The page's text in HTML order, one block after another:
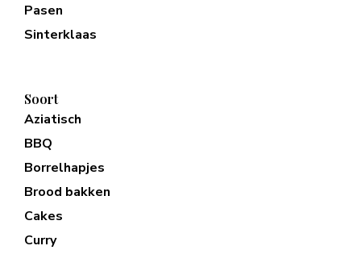
Pasen
Sinterklaas
Soort
Aziatisch
BBQ
Borrelhapjes
Brood bakken
Cakes
Curry